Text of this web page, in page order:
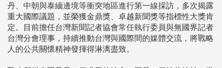
丹、中朝與泰緬邊境等衝突地區進行第一線採訪，多次揭露
重大國際議題，並榮獲金鼎獎、卓越新聞獎等指標性大獎肯
定。目前擔任台灣新聞記者協會常任執行委員與無國界記者
台灣分會理事，持續推動台灣與國際間的媒體交流，將戰略
人的公共關懷精神發揮得淋漓盡致。